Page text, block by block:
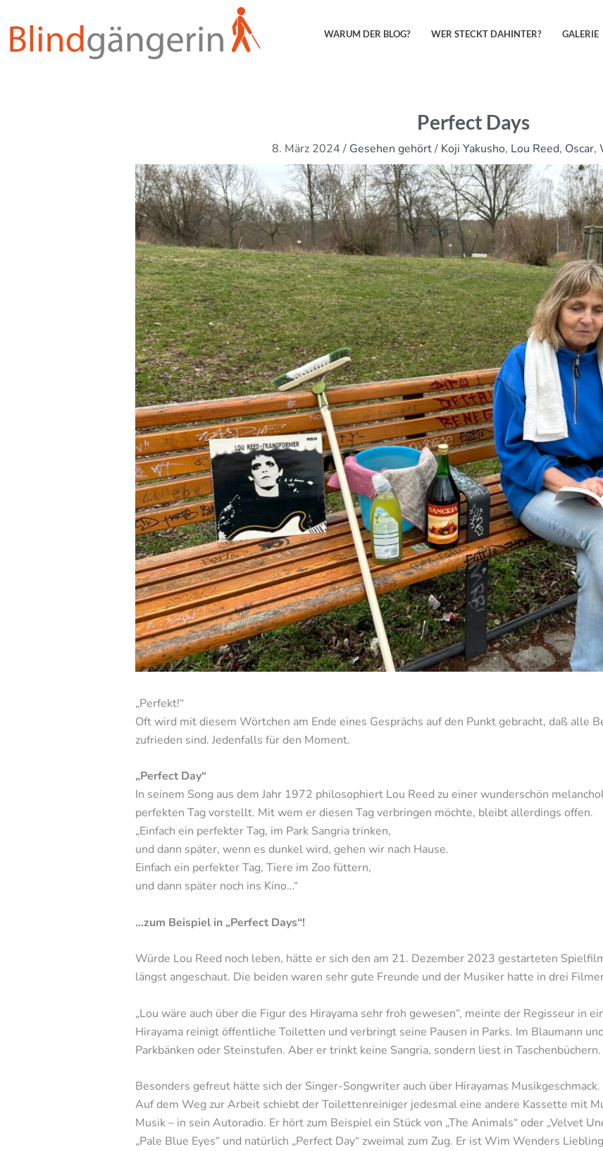
Inhalt
springen
WARUM DER BLOG? WER STECKT DAHINTER? GALERIE
Perfect Days
8. März 2024 / Gesehen gehört/ Koji Yakusho, Lou Reed, Oscar,
„Perfekt!“
Oft wird mit diesem Wörtchen am Ende eines Gesprächs auf den Punkt gebracht, daß alle
zufrieden sind. Jedenfalls für den Moment.
„Perfect Day“
In seinem Song aus dem Jahr 1972 philosophiert Lou Reed zu einer wunderschön
perfekten Tag vorstellt. Mit wem er diesen Tag verbringen möchte, bleibt allerdings offen.
„Einfach ein perfekter Tag, im Park Sangria trinken,
und dann später, wenn es dunkel wird, gehen wir nach Hause.
Einfach ein perfekter Tag, Tiere im Zoo füttern,
und dann später noch ins Kino…“
…zum Beispiel in „Perfect Days“!
Würde Lou Reed noch leben, hätte er sich den am 21. Dezember 2023 gestarteten
längst angeschaut. Die beiden waren sehr gute Freunde und der Musiker hatte in drei
„Lou wäre auch über die Figur des Hirayama sehr froh gewesen“, meinte der Regisseur in
Hirayama reinigt öffentliche Toiletten und verbringt seine Pausen in Parks. Im Blaumann
Parkbänken oder Steinstufen. Aber er trinkt keine Sangria, sondern liest in Taschenbüchern.
Besonders gefreut hätte sich der Singer-Songwriter auch über Hirayamas Musikgeschmack.
Auf dem Weg zur Arbeit schiebt der Toilettenreiniger jedesmal eine andere Kassette mit
Musik – in sein Autoradio. Er hört zum Beispiel ein Stück von „The Animals“ oder „Velvet
„Pale Blue Eyes“ und natürlich „Perfect Day“ zweimal zum Zug. Er ist Wim Wenders